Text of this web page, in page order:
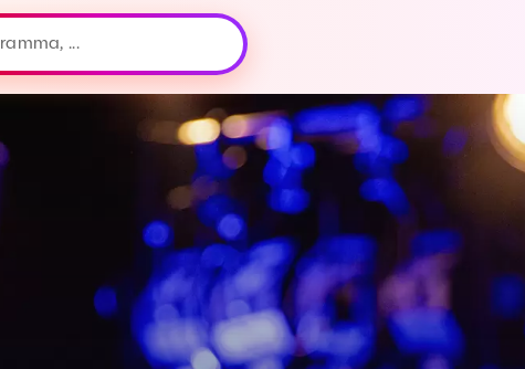
Oeps, browser niet ondersteund
Voor je onze programma's gaat ontdekken,
best je browser updaten of hieronder één
van de ondersteunde browsers
downloaden.
Google Chrome Download
Firefox
Safari Download